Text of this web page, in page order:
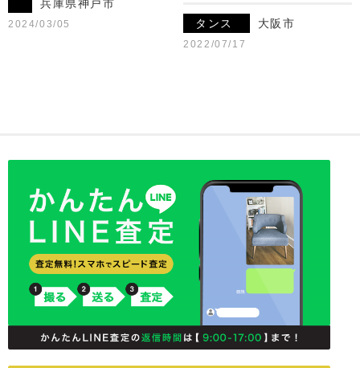
兵庫県神戸市
2024/03/05 タンス 大阪市
2022/07/17